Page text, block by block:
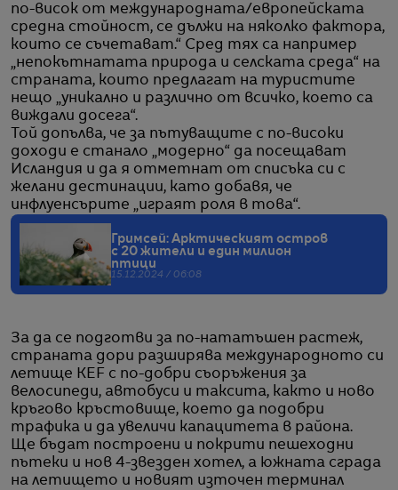
по-висок от международната/европейската
средна стойност, се дължи на няколко фактора,
които се съчетават.“ Сред тях са например
„непокътнатата природа и селската среда“ на
страната, които предлагат на туристите
нещо „уникално и различно от всичко, което са
виждали досега“.
Той допълва, че за пътуващите с по-високи
доходи е станало „модерно“ да посещават
Исландия и да я отметнат от списъка си с
желани дестинации, като добавя, че
инфлуенсърите „играят роля в това“.
Гримсей: Арктическият остров
с 20 жители и един милион
птици
15.12.2024 / 06:08
За да се подготви за по-нататъшен растеж,
страната дори разширява международното си
летище KEF с по-добри съоръжения за
велосипеди, автобуси и таксита, както и ново
кръгово кръстовище, което да подобри
трафика и да увеличи капацитета в района.
Ще бъдат построени и покрити пешеходни
пътеки и нов 4-звезден хотел, а южната сграда
на летището и новият източен терминал